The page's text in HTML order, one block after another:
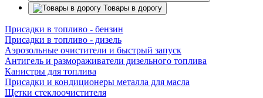
Товары в дорогу
Присадки в топливо - бензин
Присадки в топливо - дизель
Аэрозольные очистители и быстрый запуск
Антигель и размораживатели дизельного топлива
Канистры для топлива
Присадки и кондиционеры металла для масла
Щетки стеклоочистителя